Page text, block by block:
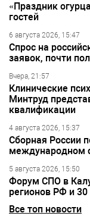
«Праздник
гостей
6 августа 2026, 15:47
Спрос на
заявок, почти
Вчера, 21:57
Клинические
Минтруд
квалификации
4 августа 2026, 15:37
Сборная России
международном
5 августа 2026, 15:50
Форум СПО в
регионов РФ и 30
Все топ новости